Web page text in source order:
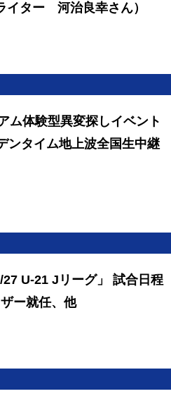
イター 河治良幸さん）
体験型異変探しイベント
ンタイム地上波全国生中継
U-21 Jリーグ」 試合日程
ー就任、他